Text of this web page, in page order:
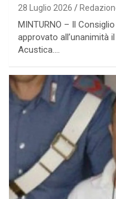
28 Luglio 2026
MINTURNO – Il
approvato all’unanimità
Acustica.…